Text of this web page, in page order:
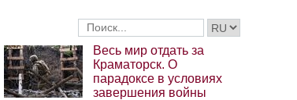
Весь мир отдать за
Краматорск. О
парадоксе в условиях
завершения войны